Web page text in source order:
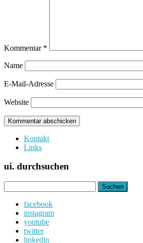
Kommentar *
Name
E-Mail-Adresse
Website
Kontakt
Links
ui. durchsuchen
nach:
facebook
instagram
youtube
twitter
linkedin